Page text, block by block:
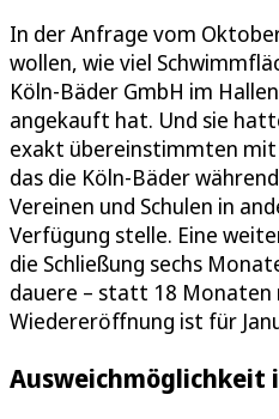
In der Anfrage vom
wollen, wie viel
Köln-Bäder GmbH im
angekauft hat. Und sie
exakt übereinstimmten
das die Köln-Bäder
Vereinen und Schulen in
Verfügung stelle. Eine
die Schließung sechs
dauere – statt 18 Monaten
Wiedereröffnung ist für
Ausweichmöglichkeit